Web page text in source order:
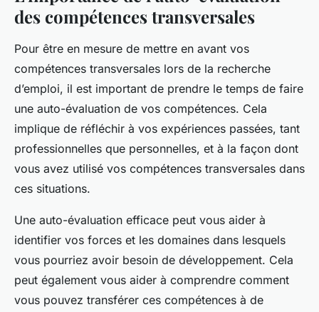
des compétences transversales
Pour être en mesure de mettre en avant vos
compétences transversales lors de la recherche
d’emploi, il est important de prendre le temps de faire
une auto-évaluation de vos compétences. Cela
implique de réfléchir à vos expériences passées, tant
professionnelles que personnelles, et à la façon dont
vous avez utilisé vos compétences transversales dans
ces situations.
Une auto-évaluation efficace peut vous aider à
identifier vos forces et les domaines dans lesquels
vous pourriez avoir besoin de développement. Cela
peut également vous aider à comprendre comment
vous pouvez transférer ces compétences à de